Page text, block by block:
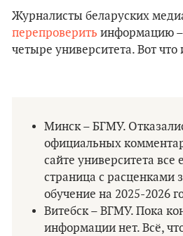
Журналисты беларуских
перепроверить информацию –
четыре университета. Вот что
Минск – БГМУ.
официальных
сайте университета все
страница с расценками
обучение на 2025-2026
Витебск – ВГМУ. Пока
информации нет. Всё,